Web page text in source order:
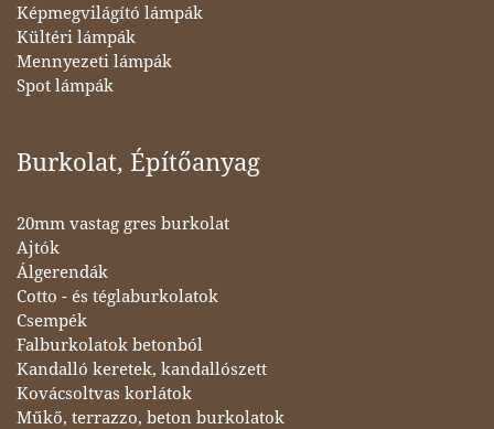
Képmegvilágító lámpák
Kültéri lámpák
Mennyezeti lámpák
Spot lámpák
Burkolat, Építőanyag
20mm vastag gres burkolat
Ajtók
Álgerendák
Cotto - és téglaburkolatok
Csempék
Falburkolatok betonból
Kandalló keretek, kandallószett
Kovácsoltvas korlátok
Műkő, terrazzo, beton burkolatok